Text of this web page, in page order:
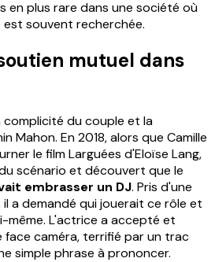
en plus rare dans une société où
souvent recherchée.
mutuel dans
complicité du couple et la
Mahon. En 2018, alors que Camille
le film Larguées d'Eloïse Lang,
scénario et découvert que le
embrasser un DJ. Pris d'une
a demandé qui jouerait ce rôle et
même. L'actrice a accepté et
face caméra, terrifié par un trac
simple phrase à prononcer.